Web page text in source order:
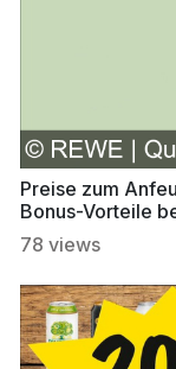
Preise zum
Bonus-Vorteile
78 views